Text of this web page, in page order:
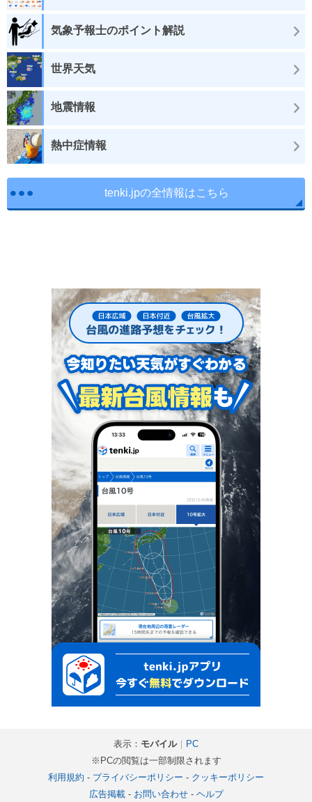
気象予報士のポイント解説
世界天気
地震情報
熱中症情報
tenki.jpの全情報はこちら
表示： モバイル｜ PC
※PCの閲覧は一部制限されます
利用規約 - プライバシーポリシー - クッキーポリシー
広告掲載- お問い合わせ- ヘルプ